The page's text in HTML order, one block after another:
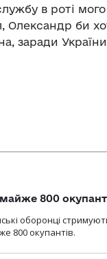
в роті мого
би
заради
800
оборонці
800 окупантів.